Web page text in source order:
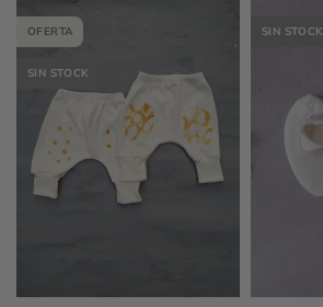
OFERTA
SIN STOCK
SIN STOCK